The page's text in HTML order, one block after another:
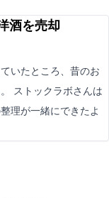
酒を売却
いたところ、昔のお
ストックラボさんは
理が一緒にできたよ